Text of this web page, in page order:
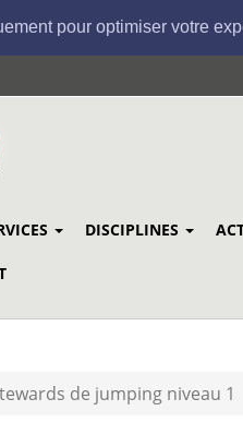
pour optimiser votre
DISCIPLINES
de jumping niveau 1